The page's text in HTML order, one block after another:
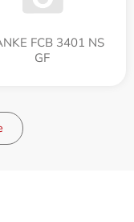
FCB 3401 NS
GF